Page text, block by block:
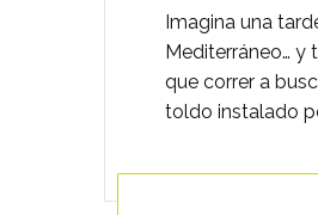
Imagina una
Mediterráneo… y
que correr a
toldo instalado